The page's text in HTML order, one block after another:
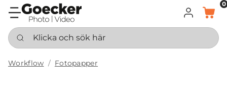
LOGGA IN
KORG
0
Klicka och sök här
Workflow Fotopapper